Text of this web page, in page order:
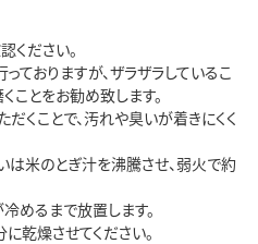
ください。
おりますが、ザラザラしているこ
ことをお勧め致します。
くことで、汚れや臭いが着きにくく
米のとぎ汁を沸騰させ、弱火で約
めるまで放置します。
乾燥させてください。